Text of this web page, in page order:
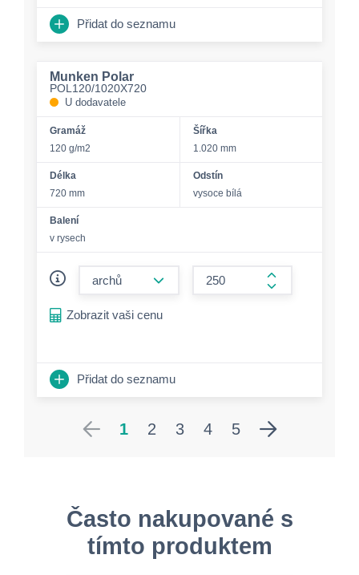
Přidat do seznamu
Munken Polar
POL120/1020X720
U dodavatele
Gramáž
120 g/m2
Šířka
1.020 mm
Délka
720 mm
Odstín
vysoce bílá
Balení
v rysech
form.increase-
Zobrazit vaši cenu
Přidat do seznamu
1 2 3 4 5
Často nakupované s
tímto produktem